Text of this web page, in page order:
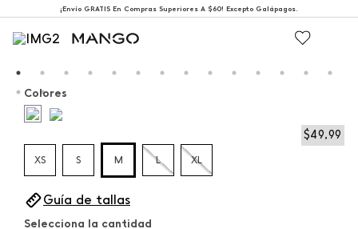
¡Envío GRATIS En Compras Superiores A $60! Excepto Galápagos.
$49,99
Colores
XS S M L XL
Guía de tallas